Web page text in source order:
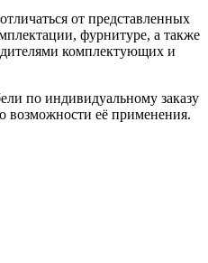
от представленных
фурнитуре, а также
комплектующих и
по индивидуальному заказу
возможности её применения.